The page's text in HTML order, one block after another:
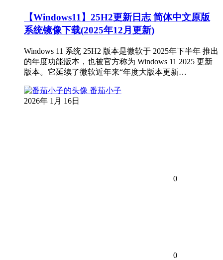
【Windows11】25H2更新日志 简体中文原版
系统镜像下载(2025年12月更新)
Windows 11 系统 25H2 版本是微软于 2025年下半年 推出
的年度功能版本，也被官方称为 Windows 11 2025 更新
版本。它延续了微软近年来“年度大版本更新…
番茄小子
2026年 1月 16日
0
0